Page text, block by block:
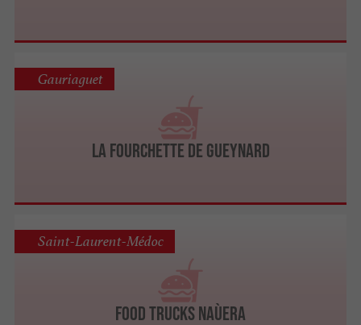
La Fourchette de Gueynard
Gauriaguet
Food Trucks Naùera
Saint-Laurent-Médoc